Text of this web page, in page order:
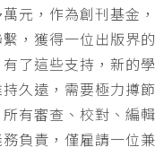
元，作為創刊基金
，獲得一位出版界
了這些支持，新的
久遠，需要極力撙
有審查、校對、編
負責，僅雇請一位